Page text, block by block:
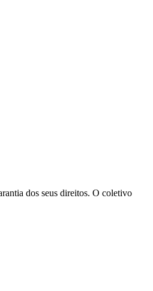
dos seus direitos. O coletivo